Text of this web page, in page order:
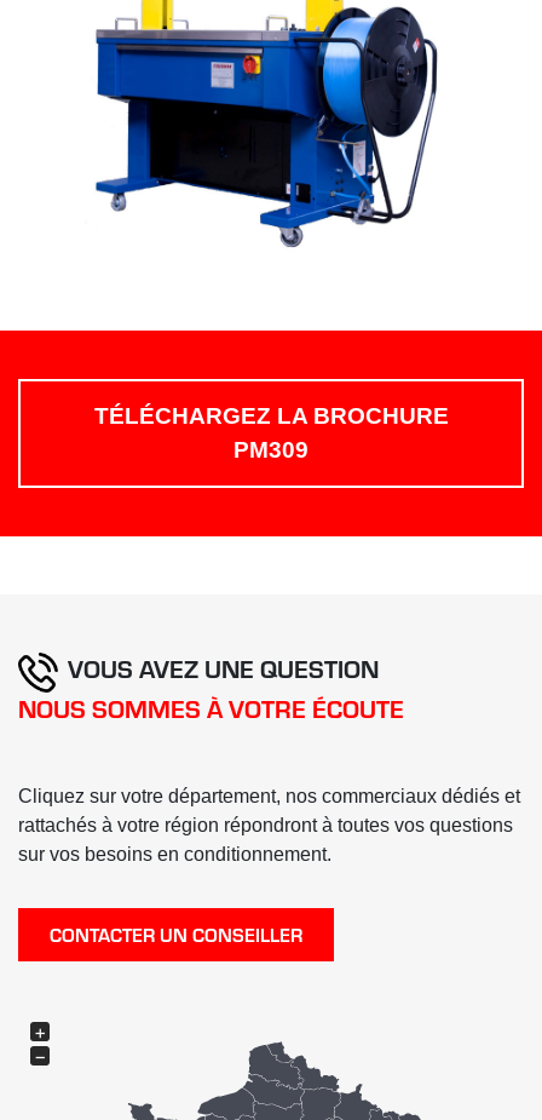
TÉLÉCHARGEZ LA BROCHURE
PM309
VOUS AVEZ UNE QUESTION
NOUS SOMMES À VOTRE ÉCOUTE
Cliquez sur votre département, nos commerciaux dédiés et
rattachés à votre région répondront à toutes vos questions
sur vos besoins en conditionnement.
CONTACTER UN CONSEILLER
+
−